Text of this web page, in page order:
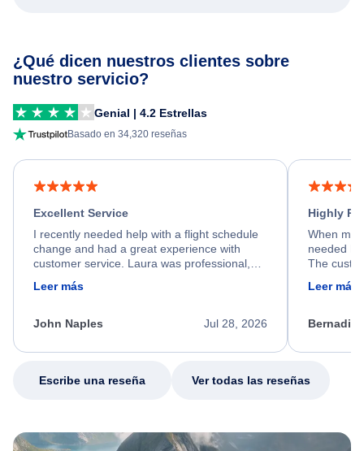
¿Qué dicen nuestros clientes sobre
nuestro servicio?
Genial | 4.2 Estrellas
Basado en 34,320 reseñas
Excellent Service
I recently needed help with a flight schedule
change and had a great experience with
customer service. Laura was professional,
friendly, and very helpful throughout the
process. She quickly found a solution and
appreciate her excellent service.
Leer más
Jul 28, 2026
John Naples
Highly
When my
needed
The
calm,
my issue.
Leer más
Escribe una reseña Ver todas las reseñas